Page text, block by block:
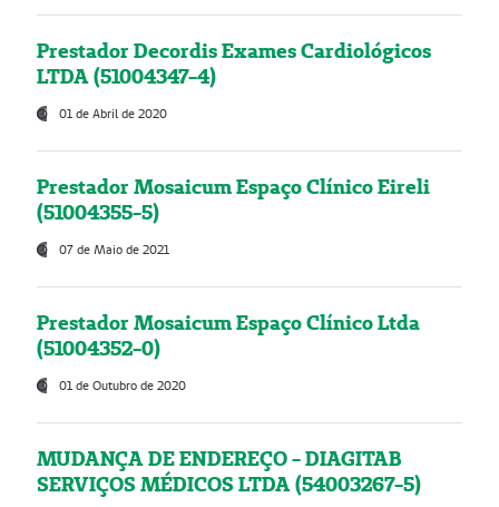
Prestador Decordis Exames Cardiológicos
LTDA (51004347-4)
01 de Abril de 2020
Prestador Mosaicum Espaço Clínico Eireli
(51004355-5)
07 de Maio de 2021
Prestador Mosaicum Espaço Clínico Ltda
(51004352-0)
01 de Outubro de 2020
MUDANÇA DE ENDEREÇO - DIAGITAB
SERVIÇOS MÉDICOS LTDA (54003267-5)